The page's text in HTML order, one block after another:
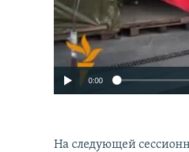
0:00
На следующей